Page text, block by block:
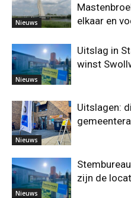
Nieuws
elkaar en
Nieuws
Uitslag in
winst
Nieuws
Uitslagen:
Nieuws
zijn de